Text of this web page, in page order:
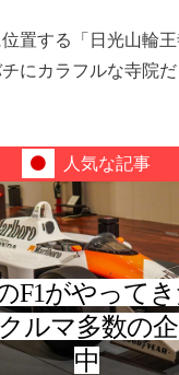
置する「日光山輪王
にカラフルな寺院
人気な記事
F1がやってき
ルマ多数の
中